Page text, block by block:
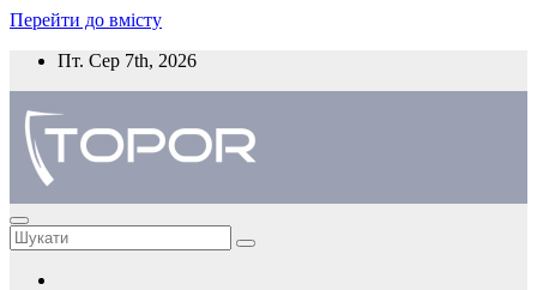
Перейти до вмісту
Пт. Сер 7th, 2026